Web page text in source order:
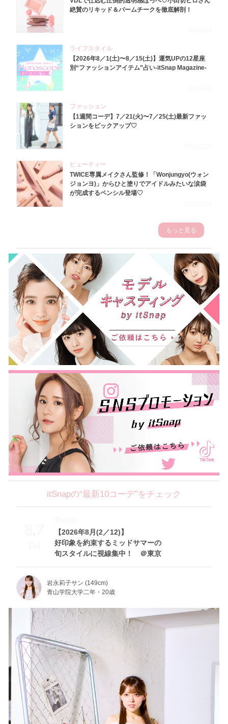
絶賛のリキッド＆バームチークを徹底解剖！
ライフスタイル
【2026年8／1(土)〜8／15(土)】運気UPの12星座
別“ファッションアイテム”占い-itSnap Magazine-
ファッション
【1週間コーデ】7／21(火)〜7／25(土)最新ファッ
ションをピックアップ♡
ビューティー
TWICE専属メイクさん監修！「Wonjungyo(ウォン
ジョンヨ)」からひと塗りでアイドルみたいな涙袋
が完成するペンシル登場♡
もっと見る
itSnapの“最新10コーデ”をチェック
8.7
Fri
【2026年8月(2／12)】
好印象を約束するミッドサマーの
旬スタイルに視線集中！ ＠東京
Theme
岩永莉子サン (149cm)
青山学院大学二年・20歳